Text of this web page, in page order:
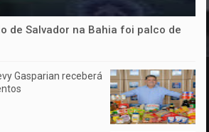
de Salvador na Bahia foi palco de
Gasparian receberá